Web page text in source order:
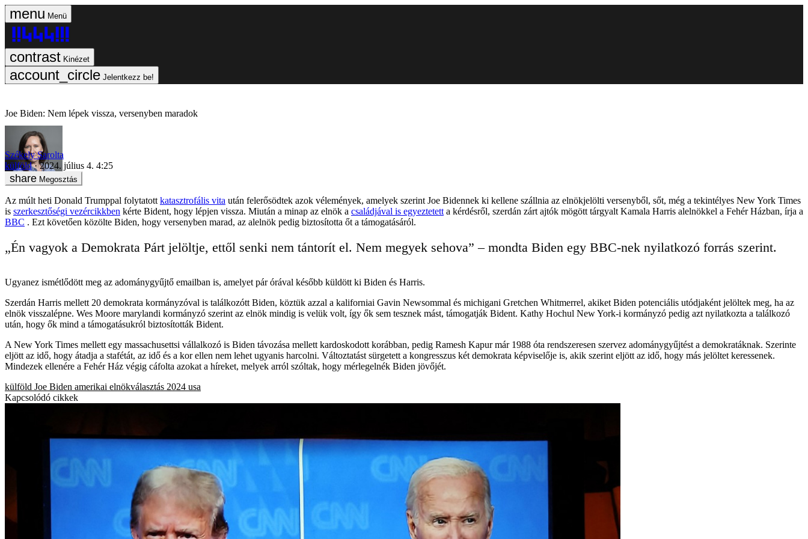
Menü
Kinézet
Jelentkezz be!
Joe Biden: Nem lépek vissza, versenyben maradok
Székely Sarolta
külföld
2024. július 4. 4:25
Megosztás
Az múlt heti Donald Trumppal folytatott katasztrofális vita után felerősödtek azok vélemények, amelyek szerint Joe Bidennek ki kellene szállnia az elnökjelölti versenyből, sőt, még a tekintélyes New York Times
is szerkesztőségi vezércikkben kérte Bident, hogy lépjen vissza. Miután a minap az elnök a családjával is egyeztetett a kérdésről, szerdán zárt ajtók mögött tárgyalt Kamala Harris alelnökkel a Fehér Házban, írja a
BBC . Ezt követően közölte Biden, hogy versenyben marad, az alelnök pedig biztosította őt a támogatásáról.
„Én vagyok a Demokrata Párt jelöltje, ettől senki nem tántorít el. Nem megyek sehova” – mondta Biden egy BBC-nek nyilatkozó forrás szerint.
Ugyanez ismétlődött meg az adománygyűjtő emailban is, amelyet pár órával később küldött ki Biden és Harris.
Szerdán Harris mellett 20 demokrata kormányzóval is találkozótt Biden, köztük azzal a kaliforniai Gavin Newsommal és michigani Gretchen Whitmerrel, akiket Biden potenciális utódjaként jelöltek meg, ha az
elnök visszalépne. Wes Moore marylandi kormányzó szerint az elnök mindig is velük volt, így ők sem tesznek mást, támogatják Bident. Kathy Hochul New York-i kormányzó pedig azt nyilatkozta a találkozó
után, hogy ők mind a támogatásukról biztosították Bident.
A New York Times mellett egy massachusettsi vállalkozó is Biden távozása mellett kardoskodott korábban, pedig Ramesh Kapur már 1988 óta rendszeresen szervez adománygyűjtést a demokratáknak. Szerinte
eljött az idő, hogy átadja a stafétát, az idő és a kor ellen nem lehet ugyanis harcolni. Változtatást sürgetett a kongresszus két demokrata képviselője is, akik szerint eljött az idő, hogy más jelöltet keressenek.
Mindezek ellenére a Fehér Ház végig cáfolta azokat a híreket, melyek arról szóltak, hogy mérlegelnék Biden jövőjét.
külföld Joe Biden amerikai elnökválasztás 2024 usa
Kapcsolódó cikkek